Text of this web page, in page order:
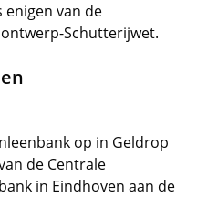
enigen van de
Schutterijwet.
op in Geldrop
de Centrale
in Eindhoven aan de